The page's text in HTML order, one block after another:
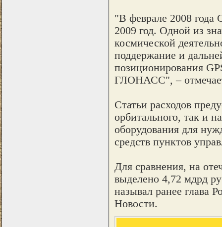
"В феврале 2008 года
2009 год. Одной из
космической
поддержание и
позиционирования
ГЛОНАСС", –
Статьи расходов
орбитального, так и
оборудования для
средств пунктов
Для сравнения, на
выделено 4,72 мдрд
называл ранее глава
Новости.